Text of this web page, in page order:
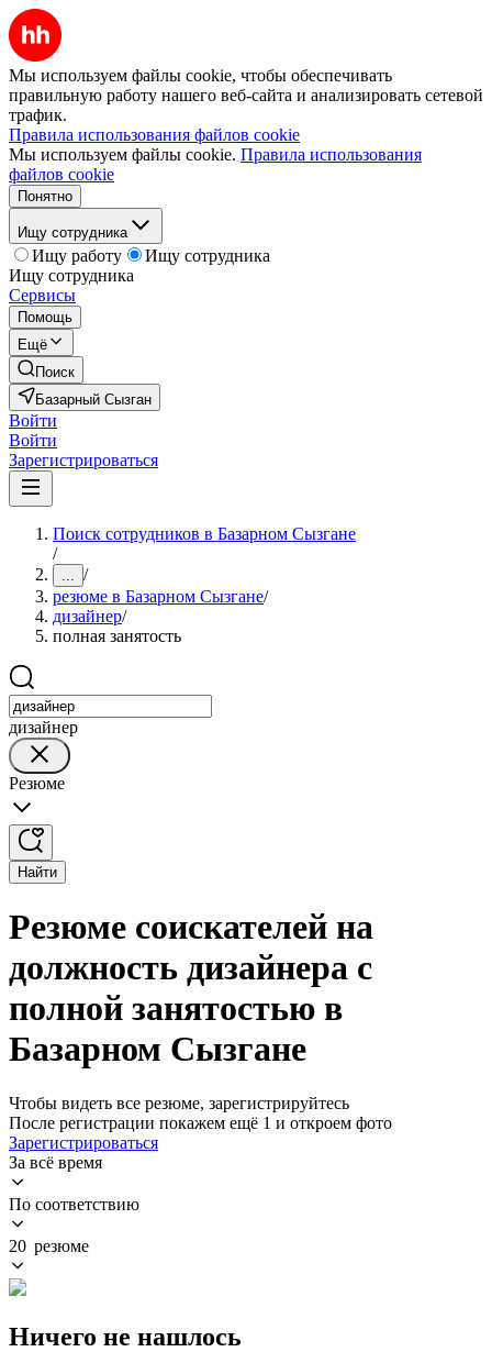
Мы используем файлы cookie, чтобы обеспечивать
правильную работу нашего веб-сайта и анализировать сетевой
трафик.
Правила использования файлов cookie
Мы используем файлы cookie. Правила использования
файлов cookie
Понятно
Ищу сотрудника
Ищу работу
Ищу сотрудника
Ищу сотрудника
Сервисы
Помощь
Ещё
Поиск
Базарный Сызган
Войти
Войти
Зарегистрироваться
Поиск сотрудников в Базарном Сызгане
/
... /
резюме в Базарном Сызгане/
дизайнер/
полная занятость
дизайнер
Резюме
Найти
Резюме соискателей на
должность дизайнера с
полной занятостью в
Базарном Сызгане
Чтобы видеть все резюме, зарегистрируйтесь
После регистрации покажем ещё 1 и откроем фото
Зарегистрироваться
За всё время
По соответствию
20 резюме
Ничего не нашлось